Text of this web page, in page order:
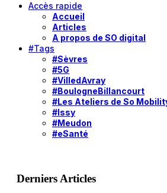
Accès rapide
Accueil
Articles
A propos de SO digital
#Tags
#Sèvres
#5G
#VilledAvray
#BoulogneBillancourt
#Les Ateliers de So
#Issy
#Meudon
#eSanté
Derniers Articles